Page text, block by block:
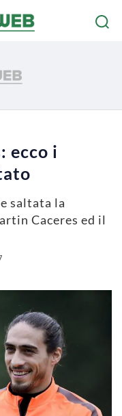
ecco i
saltata la
Caceres ed il